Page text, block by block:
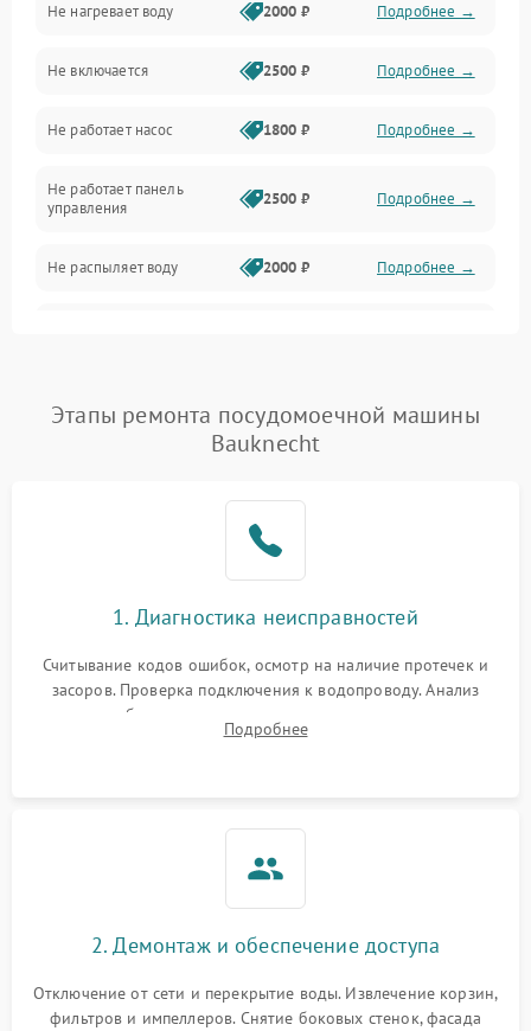
Датчики
Нагрев
Вода
Гигиена
Программное обеспечение
Не нагревает воду 2000 ₽ Подробнее →
Не включается 2500 ₽ Подробнее →
Не работает насос 1800 ₽ Подробнее →
Не работает панель
управления
2500 ₽ Подробнее →
Не распыляет воду 2000 ₽ Подробнее →
Проблемы с набором
воды
1800 ₽ Подробнее →
1700 ₽
циркуляционным насосом
2100 ₽ Подробнее →
Этапы ремонта посудомоечной машины
Bauknecht
1. Диагностика неисправностей
Считывание кодов ошибок, осмотр на наличие протечек и
засоров. Проверка подключения к водопроводу. Анализ
жалоб на отсутствие слива, нагрева, вращения
разбрызгивателей или срабатывание системы защиты
Подробнее
2. Демонтаж и обеспечение доступа
Отключение от сети и перекрытие воды. Извлечение корзин,
фильтров и импеллеров. Снятие боковых стенок, фасада